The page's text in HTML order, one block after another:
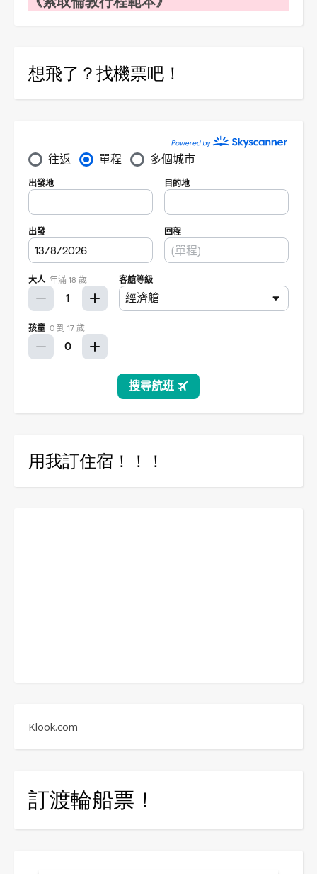
想飛了？找機票吧！
用我訂住宿！！！
Klook.com
訂渡輪船票！